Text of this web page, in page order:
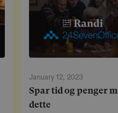
January 12, 2023
Spar tid og penger
dette